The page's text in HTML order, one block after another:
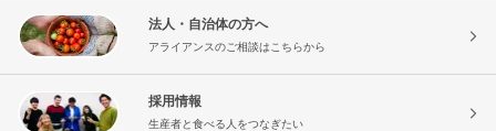
法人・自治体の方へ
アライアンスのご相談はこちらから
採用情報
生産者と食べる人をつなぎたい